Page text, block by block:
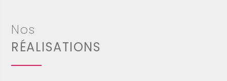
Nos
RÉALISATIONS